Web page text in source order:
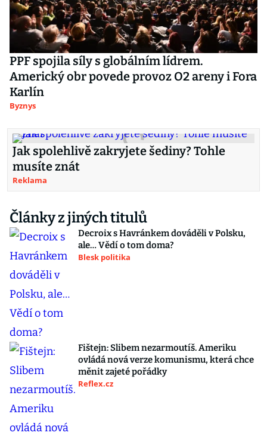
PPF spojila síly s globálním lídrem.
Americký obr povede provoz O2 areny i Fora
Karlín
Byznys
Jak spolehlivě zakryjete šediny? Tohle
musíte znát
Reklama
Články z jiných titulů
Decroix s Havránkem dováděli v Polsku,
ale… Vědí o tom doma?
Blesk politika
Fištejn: Slibem nezarmoutíš. Ameriku
ovládá nová verze komunismu, která chce
měnit zajeté pořádky
Reflex.cz